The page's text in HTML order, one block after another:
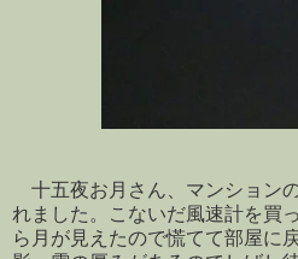
十五夜お月さん、マンション
れました。こないだ風速計を買
ら月が見えたので慌てて部屋に